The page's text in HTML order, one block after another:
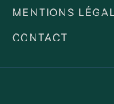
MENTIONS
CONTACT